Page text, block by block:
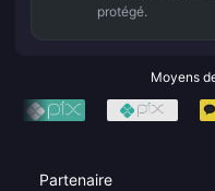
protégé.
Moyens
Partenaire